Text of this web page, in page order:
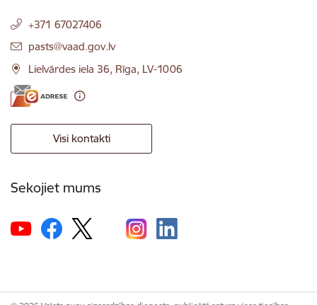
+371 67027406
E-pasts:
pasts@vaad.gov.lv
Lielvārdes iela 36, Rīga, LV-1006
Visi kontakti
Sekojiet mums